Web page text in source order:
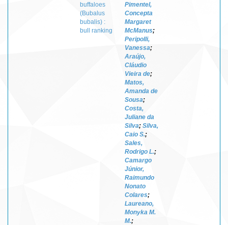
buffaloes
(Bubalus
bubalis) :
bull ranking
Pimentel,
Concepta
Margaret
McManus;
Peripolli,
Vanessa;
Araújo,
Cláudio
Vieira de;
Matos,
Amanda de
Sousa;
Costa,
Juliane da
Silva; Silva,
Caio S.;
Sales,
Rodrigo L.;
Camargo
Júnior,
Raimundo
Nonato
Colares;
Laureano,
Monyka M.
M.;